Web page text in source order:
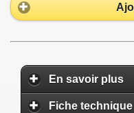
En savoir plus
Fiche technique